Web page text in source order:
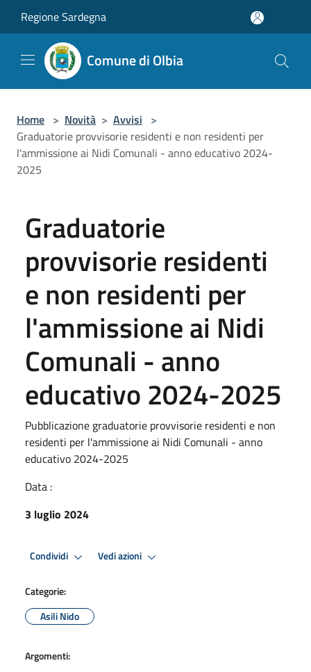
Regione Sardegna
Comune di Olbia
Home > Novità > Avvisi >
Graduatorie provvisorie residenti e non residenti per
l'ammissione ai Nidi Comunali - anno educativo 2024-
2025
Graduatorie
provvisorie residenti
e non residenti per
l'ammissione ai Nidi
Comunali - anno
educativo 2024-2025
Pubblicazione graduatorie provvisorie residenti e non
residenti per l'ammissione ai Nidi Comunali - anno
educativo 2024-2025
Data :
3 luglio 2024
Condividi Vedi azioni
Categorie:
Asili Nido
Argomenti: